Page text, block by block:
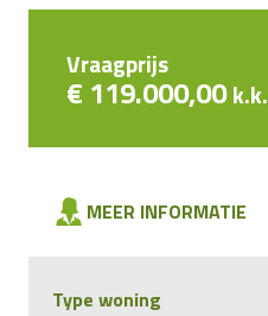
Vraagprijs
€ 119.000,00k.k.
MEER INFORMATIE
Type woning